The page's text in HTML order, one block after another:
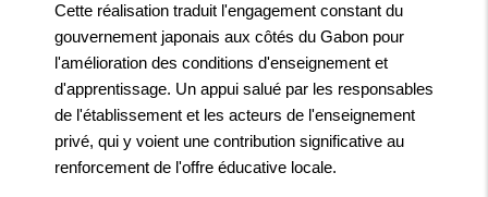
Cette réalisation traduit l'engagement constant du
gouvernement japonais aux côtés du Gabon pour
l'amélioration des conditions d'enseignement et
d'apprentissage. Un appui salué par les responsables
de l'établissement et les acteurs de l'enseignement
privé, qui y voient une contribution significative au
renforcement de l'offre éducative locale.